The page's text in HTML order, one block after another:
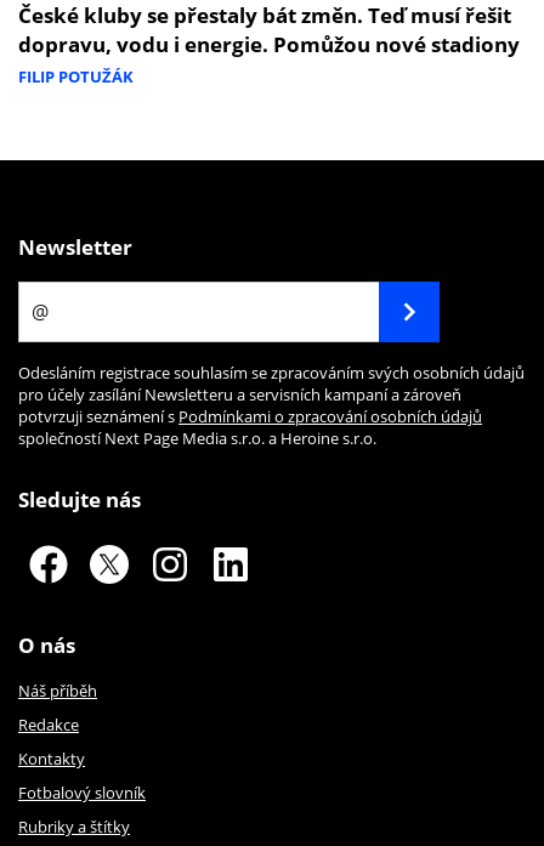
České kluby se přestaly bát změn. Teď musí řešit
dopravu, vodu i energie. Pomůžou nové stadiony
FILIP POTUŽÁK
Newsletter
Odesláním registrace souhlasím se zpracováním svých osobních údajů
pro účely zasílání Newsletteru a servisních kampaní a zároveň
potvrzuji seznámení s Podmínkami o zpracování osobních údajů
společností Next Page Media s.r.o. a Heroine s.r.o.
Sledujte nás
O nás
Náš příběh
Redakce
Kontakty
Fotbalový slovník
Rubriky a štítky